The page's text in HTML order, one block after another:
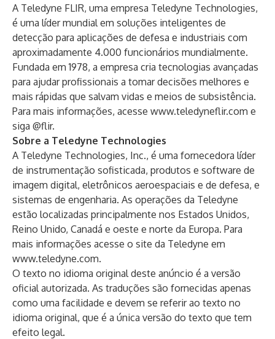
A Teledyne FLIR, uma empresa Teledyne Technologies,
é uma líder mundial em soluções inteligentes de
detecção para aplicações de defesa e industriais com
aproximadamente 4.000 funcionários mundialmente.
Fundada em 1978, a empresa cria tecnologias avançadas
para ajudar profissionais a tomar decisões melhores e
mais rápidas que salvam vidas e meios de subsistência.
Para mais informações, acesse www.teledyneflir.com e
siga @flir.
Sobre a Teledyne Technologies
A Teledyne Technologies, Inc., é uma fornecedora líder
de instrumentação sofisticada, produtos e software de
imagem digital, eletrônicos aeroespaciais e de defesa, e
sistemas de engenharia. As operações da Teledyne
estão localizadas principalmente nos Estados Unidos,
Reino Unido, Canadá e oeste e norte da Europa. Para
mais informações acesse o site da Teledyne em
www.teledyne.com.
O texto no idioma original deste anúncio é a versão
oficial autorizada. As traduções são fornecidas apenas
como uma facilidade e devem se referir ao texto no
idioma original, que é a única versão do texto que tem
efeito legal.